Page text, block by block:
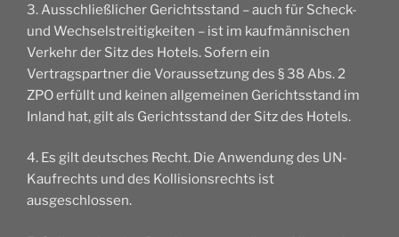
3. Ausschließlicher Gerichtsstand – auch für Scheck-
und Wechselstreitigkeiten – ist im kaufmännischen
Verkehr der Sitz des Hotels. Sofern ein
Vertragspartner die Voraussetzung des § 38 Abs. 2
ZPO erfüllt und keinen allgemeinen Gerichtsstand im
Inland hat, gilt als Gerichtsstand der Sitz des Hotels.
4. Es gilt deutsches Recht. Die Anwendung des UN-
Kaufrechts und des Kollisionsrechts ist
ausgeschlossen.